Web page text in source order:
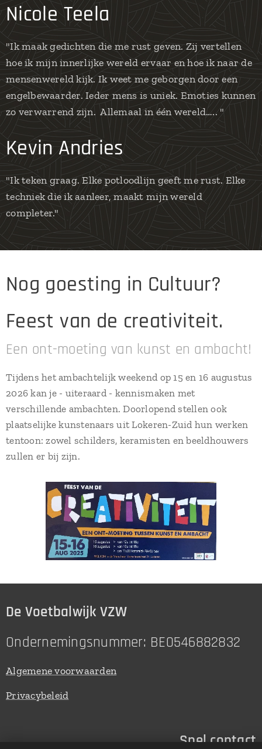
Nicole Teela
"Ik maak gedichten die me rust geven. Zij vertellen
hoe ik mijn innerlijke wereld ervaar en hoe ik naar de
mensenwereld kijk. Ik weet me geborgen door een
engelbewaarder. Ieder mens is uniek. Emoties kunnen
zo verwarrend zijn. Allemaal in één wereld….. "
Kevin Andries
"Ik teken graag. Elke potloodlijn geeft me rust. Elke
techniek die ik aanleer, maakt mijn wereld
completer."
Nog goesting in Cultuur?
Feest van de creativiteit.
Een ont-moeting van kunst en ambacht!
Tijdens het ambachtelijk weekend op 15 en 16 augustus
2026 kan je - uiteraard - kennismaken met
verschillende ambachten. Doorlopend stellen ook
plaatselijke kunstenaars uit Lokeren-Zuid hun werken
tentoon: zowel schilders, keramisten en beeldhouwers
zullen er bij zijn.
De Voetbalwijk VZW
Ondernemingsnummer: BE0546882832
Algemene voorwaarden
Privacybeleid
Snel contact